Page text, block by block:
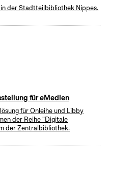
der Stadtteilbibliothek Nippes.
für eMedien
für Onleihe und Libby
der Reihe "Digitale
der Zentralbibliothek​.